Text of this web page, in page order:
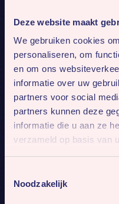
Deze website maakt
We gebruiken cookies
personaliseren, om
en om ons
informatie over uw
partners voor social
partners kunnen deze
informatie die u aan ze
verzameld op basis van
Noodzakelijk
Opzegging dient
inachtneming van
Indien de
niet tijdig
overeenkomst op
Indien de
geen gevolg geeft
is Bengelmedia
schorten of te
nakoming van de